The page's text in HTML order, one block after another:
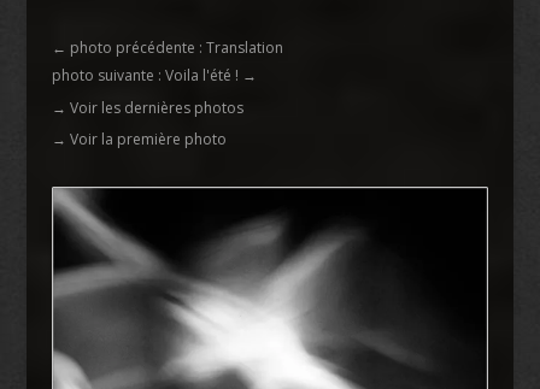
← photo précédente : Translation
photo suivante : Voila l'été ! →
→ Voir les dernières photos
→ Voir la première photo